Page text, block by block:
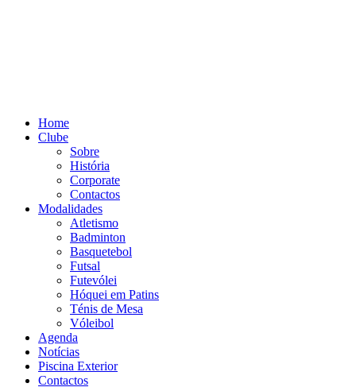
Home
Clube
Sobre
História
Corporate
Contactos
Modalidades
Atletismo
Badminton
Basquetebol
Futsal
Futevólei
Hóquei em Patins
Ténis de Mesa
Vóleibol
Agenda
Notícias
Piscina Exterior
Contactos